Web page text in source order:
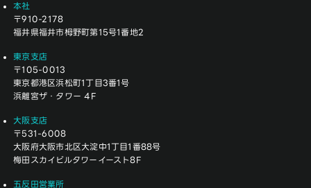
本社
〒910-2178
福井県福井市栂野町第15号1番地2
東京支店
〒105-0013
東京都港区浜松町1丁目3番1号
浜離宮ザ・タワー 4F
大阪支店
〒531-6008
大阪府大阪市北区大淀中1丁目1番88号
梅田スカイビルタワーイースト8F
五反田営業所